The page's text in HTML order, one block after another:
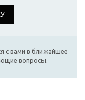
с вами в ближайшее
вопросы.